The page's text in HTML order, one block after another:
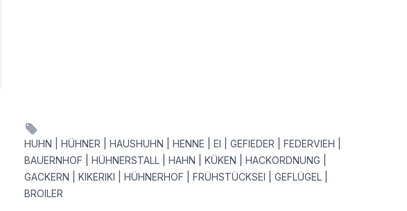
HUHN | HÜHNER | HAUSHUHN | HENNE | EI | GEFIEDER | FEDERVIEH |
BAUERNHOF | HÜHNERSTALL | HAHN | KÜKEN | HACKORDNUNG |
GACKERN | KIKERIKI | HÜHNERHOF | FRÜHSTÜCKSEI | GEFLÜGEL |
BROILER